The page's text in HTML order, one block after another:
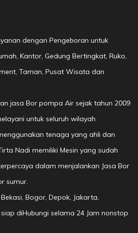
dengan Pengeboran untuk
Kantor, Gedung Bertingkat, Ruko,
Taman, Pusat Wisata dan
jasa Bor pompa Air sejak tahun 2009
untuk seluruh wilayah
tenaga yang ahli dan
Nadi memiliki Mesin yang sudah
dalam menjalankan Jasa Bor
sumur.
Bogor, Depok, Jakarta,
diHubungi selama 24 Jam nonstop